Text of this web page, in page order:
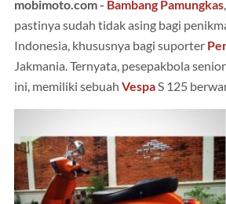
mobimoto.com - Bambang Pamungkas
pastinya sudah tidak asing bagi
Indonesia, khususnya bagi suporter
Jakmania. Ternyata, pesepakbola
ini, memiliki sebuah VespaS 125